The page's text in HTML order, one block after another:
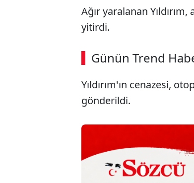
Ağır yaralanan
yitirdi.
Günün Trend
SÖZCÜ SON DAKİKA
Yıldırım'ın cenazesi,
gönderildi.